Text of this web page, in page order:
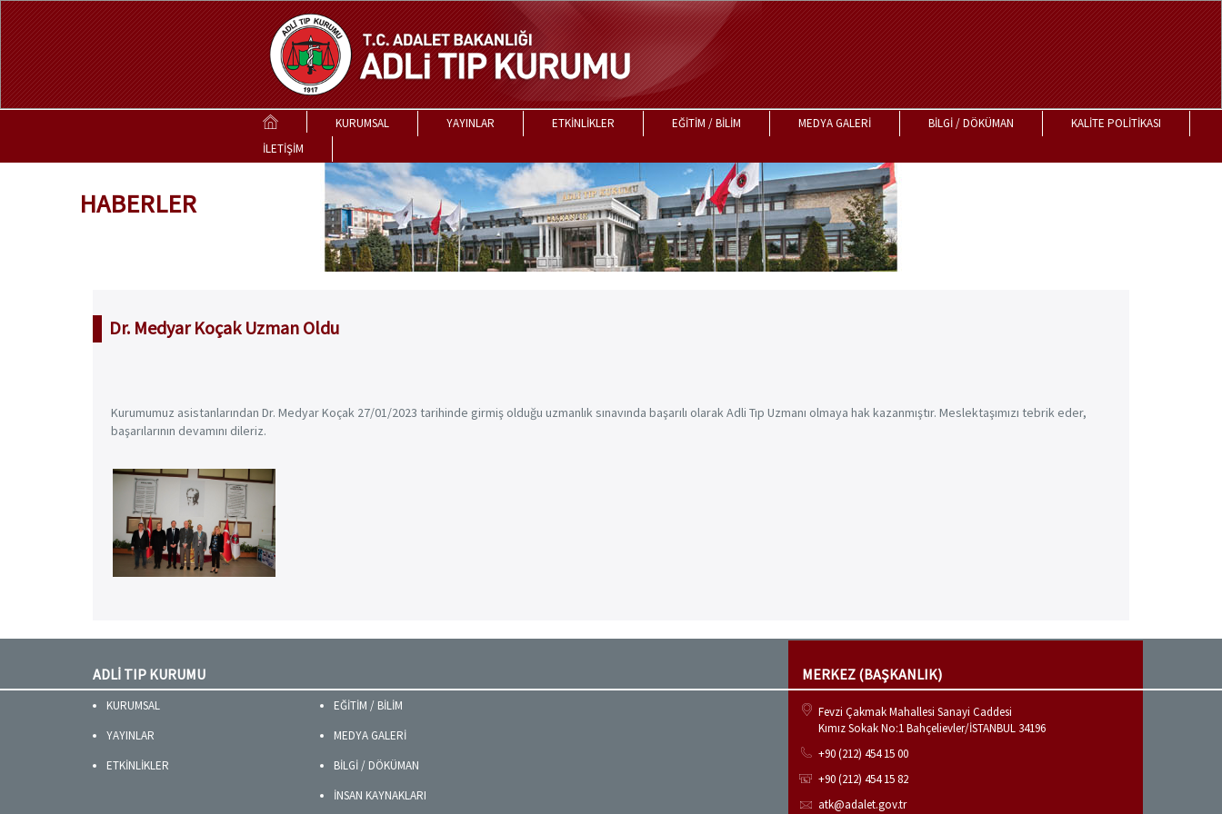
KURUMSAL YAYINLAR ETKİNLİKLER EĞİTİM / BİLİM MEDYA GALERİ BİLGİ / DÖKÜMAN
KALİTE POLİTİKASI
İLETİŞİM
HABERLER
Dr. Medyar Koçak Uzman Oldu
Kurumumuz asistanlarından Dr. Medyar Koçak 27/01/2023 tarihinde girmiş olduğu uzmanlık sınavında başarılı olarak Adli Tıp Uzmanı olmaya hak kazanmıştır. Meslektaşımızı tebrik eder,
başarılarının devamını dileriz.
ADLİ TIP KURUMU
KURUMSAL
YAYINLAR
ETKİNLİKLER
EĞİTİM / BİLİM
MEDYA GALERİ
BİLGİ / DÖKÜMAN
İNSAN KAYNAKLARI
MERKEZ (BAŞKANLIK)
Fevzi Çakmak Mahallesi Sanayi Caddesi
Kımız Sokak No:1 Bahçelievler/İSTANBUL 34196
+90 (212) 454 15 00
+90 (212) 454 15 82
atk@adalet.gov.tr